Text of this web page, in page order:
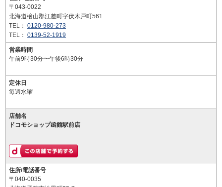
〒043-0022
北海道檜山郡江差町字伏木戸町561
TEL： 0120-980-273
TEL： 0139-52-1919
営業時間
午前9時30分〜午後6時30分
定休日
毎週水曜
店舗名
ドコモショップ函館駅前店
住所/電話番号
〒040-0035